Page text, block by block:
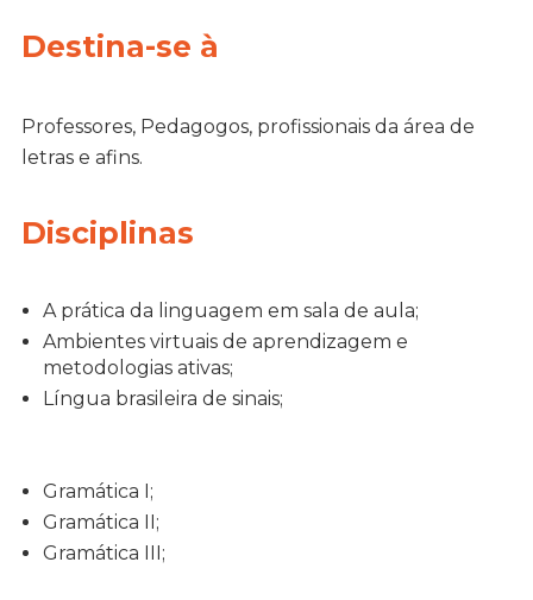
Destina-se à
Professores, Pedagogos, profissionais da área de
letras e afins.
Disciplinas
A prática da linguagem em sala de aula;
Ambientes virtuais de aprendizagem e
metodologias ativas;
Língua brasileira de sinais;
Gramática I;
Gramática II;
Gramática III;